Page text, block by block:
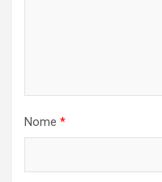
Nome *